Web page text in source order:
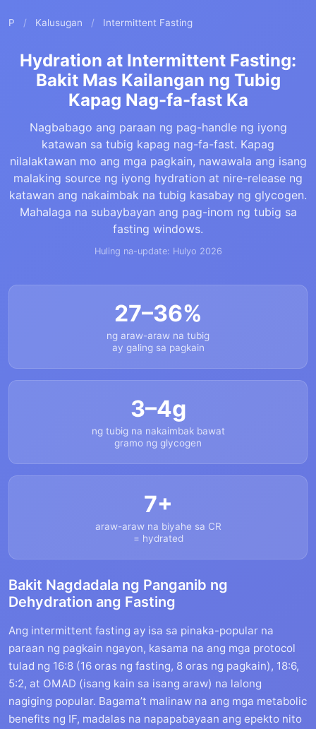
P / Kalusugan / Intermittent Fasting
Hydration at Intermittent Fasting:
Bakit Mas Kailangan ng Tubig
Kapag Nag-fa-fast Ka
Nagbabago ang paraan ng pag-handle ng iyong
katawan sa tubig kapag nag-fa-fast. Kapag
nilalaktawan mo ang mga pagkain, nawawala ang isang
malaking source ng iyong hydration at nire-release ng
katawan ang nakaimbak na tubig kasabay ng glycogen.
Mahalaga na subaybayan ang pag-inom ng tubig sa
fasting windows.
Huling na-update: Hulyo 2026
27–36%
ng araw-araw na tubig
ay galing sa pagkain
3–4g
ng tubig na nakaimbak bawat
gramo ng glycogen
7+
araw-araw na biyahe sa CR
= hydrated
Bakit Nagdadala ng Panganib ng
Dehydration ang Fasting
Ang intermittent fasting ay isa sa pinaka-popular na
paraan ng pagkain ngayon, kasama na ang mga protocol
tulad ng 16:8 (16 oras ng fasting, 8 oras ng pagkain), 18:6,
5:2, at OMAD (isang kain sa isang araw) na lalong
nagiging popular. Bagama’t malinaw na ang mga metabolic
benefits ng IF, madalas na napapabayaan ang epekto nito